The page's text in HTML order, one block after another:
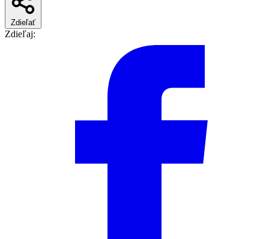
Zdieľať
Zdieľaj: